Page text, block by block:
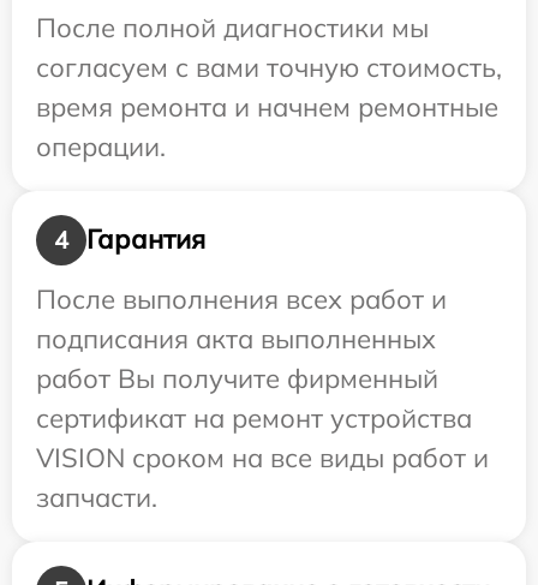
После полной диагностики мы
согласуем с вами точную стоимость,
время ремонта и начнем ремонтные
операции.
4
Гарантия
После выполнения всех работ и
подписания акта выполненных
работ Вы получите фирменный
сертификат на ремонт устройства
VISION сроком на все виды работ и
запчасти.